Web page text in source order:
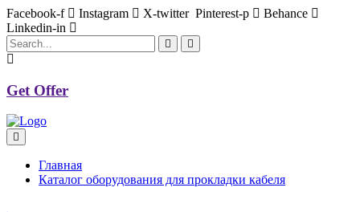
Facebook-f Instagram X-twitter Pinterest-p
Behance
Linkedin-in
Get Offer
Главная
Каталог оборудования для прокладки кабеля